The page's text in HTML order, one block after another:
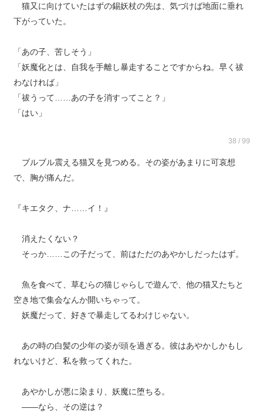
猫又に向けていたはずの錫妖杖の先は、気づけば地面に垂れ
下がっていた。
「あの子、苦しそう」
「妖魔化とは、自我を手離し暴走することですからね。早く祓
わなければ」
「祓うって……あの子を消すってこと？」
「はい」
38 / 99
ブルブル震える猫又を見つめる。その姿があまりに可哀想
で、胸が痛んだ。
『キエタク、ナ……イ！』
消えたくない？
そっか……この子だって、前はただのあやかしだったはず。
魚を食べて、草むらの猫じゃらしで遊んで、他の猫又たちと
空き地で集会なんか開いちゃって。
妖魔だって、好きで暴走してるわけじゃない。
あの時の白髪の少年の姿が頭を過ぎる。彼はあやかしかもし
れないけど、私を救ってくれた。
あやかしが悪に染まり、妖魔に堕ちる。
――なら、その逆は？